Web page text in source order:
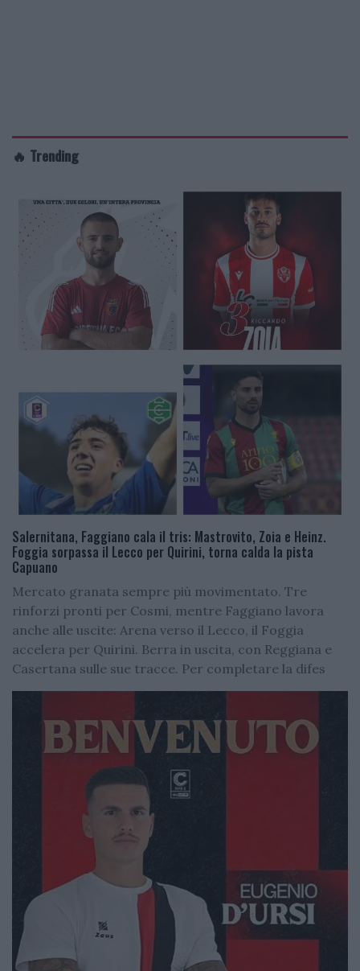
🔥 Trending
Salernitana, Faggiano cala il tris: Mastrovito, Zoia e Heinz.
Foggia sorpassa il Lecco per Quirini, torna calda la pista
Capuano
Mercato granata sempre più movimentato. Tre
rinforzi pronti per Cosmi, mentre Faggiano lavora
anche alle uscite: Arena verso il Lecco, il Foggia
accelera per Quirini. Berra in uscita, con Reggiana e
Casertana sulle sue tracce. Per completare la difes